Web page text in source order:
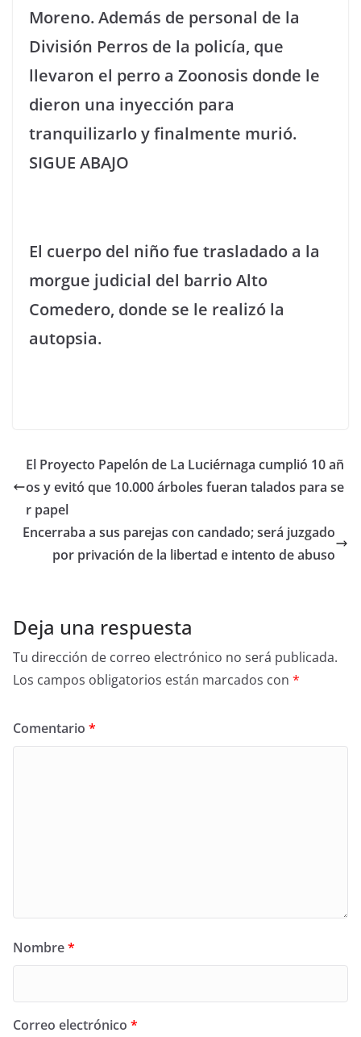
Moreno. Además de personal de la
División Perros de la policía, que
llevaron el perro a Zoonosis donde le
dieron una inyección para
tranquilizarlo y finalmente murió.
SIGUE ABAJO
El cuerpo del niño fue trasladado a la
morgue judicial del barrio Alto
Comedero, donde se le realizó la
autopsia.
El Proyecto Papelón de La Luciérnaga cumplió 10 añ
os y evitó que 10.000 árboles fueran talados para se
r papel
Encerraba a sus parejas con candado; será juzgado
por privación de la libertad e intento de abuso
Deja una respuesta
Tu dirección de correo electrónico no será publicada.
Los campos obligatorios están marcados con *
Comentario *
Nombre*
Correo electrónico *